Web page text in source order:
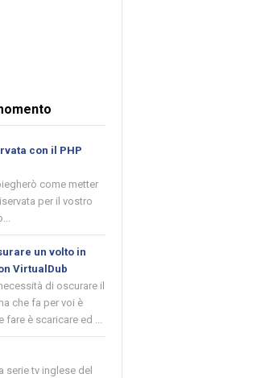
con il PHP
come metter
per il vostro
un volto in
VirtualDub
di oscurare il
che fa per voi è
fare è scaricare ed ...
serie tv inglese del